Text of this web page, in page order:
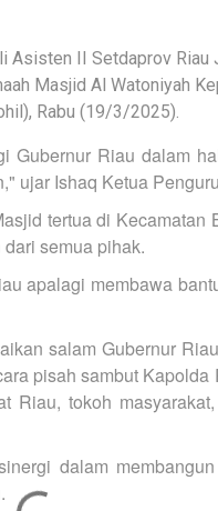
Asisten II Setdaprov Riau
Masjid Al Watoniyah
Rabu (19/3/2025).
Gubernur Riau dalam
ujar Ishaq Ketua
tertua di
semua pihak.
apalagi membawa
salam Gubernur
pisah sambut
Riau, tokoh
dalam